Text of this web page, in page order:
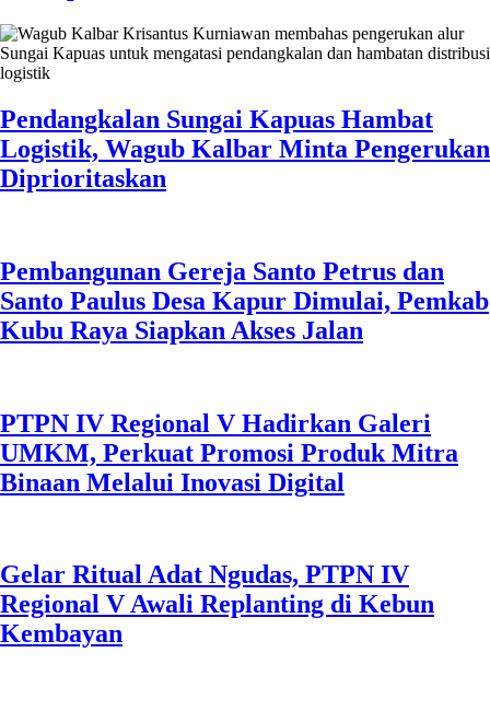
Pendangkalan Sungai Kapuas Hambat
Logistik, Wagub Kalbar Minta Pengerukan
Diprioritaskan
Pembangunan Gereja Santo Petrus dan
Santo Paulus Desa Kapur Dimulai, Pemkab
Kubu Raya Siapkan Akses Jalan
PTPN IV Regional V Hadirkan Galeri
UMKM, Perkuat Promosi Produk Mitra
Binaan Melalui Inovasi Digital
Gelar Ritual Adat Ngudas, PTPN IV
Regional V Awali Replanting di Kebun
Kembayan